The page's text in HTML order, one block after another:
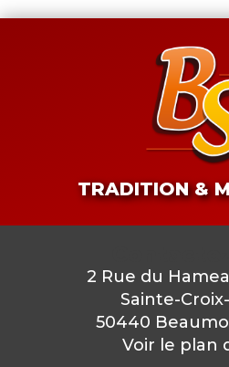
TRADITION &
2 Rue du
Sainte-
50440
Voir le plan